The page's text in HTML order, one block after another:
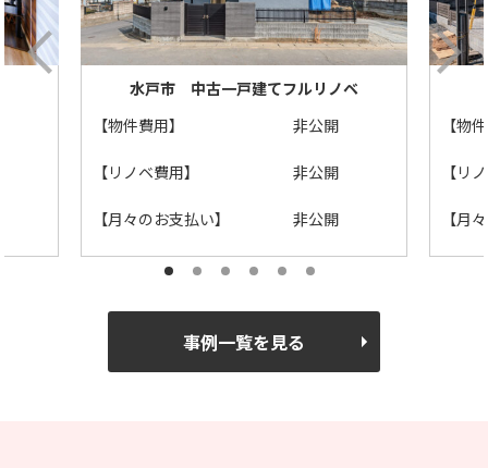
水戸市 中古一戸建てフルリノベ
【物件費用】
非公開
【リノベ費用】 非公開
【月々のお支払い】 非公開
【物
【リ
【月
事例一覧を見る